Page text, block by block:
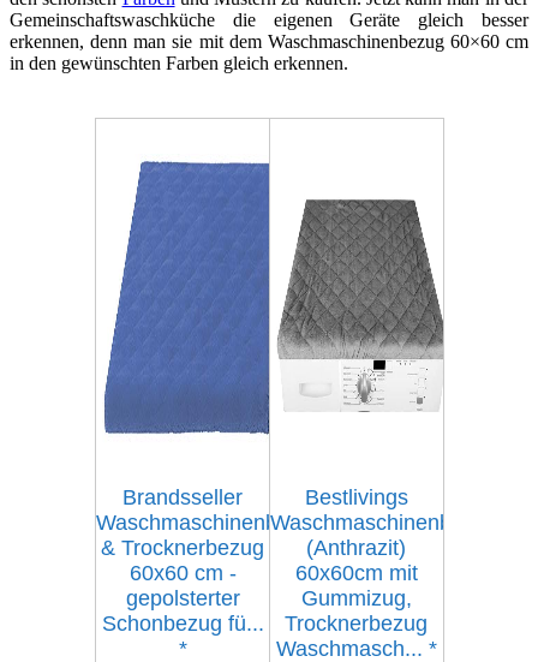
Gemeinschaftswaschküche die eigenen Geräte gleich besser
erkennen, denn man sie mit dem Waschmaschinenbezug 60×60 cm
in den gewünschten Farben gleich erkennen.
Brandsseller
Waschmaschinenbezug
& Trocknerbezug
60x60 cm -
gepolsterter
Schonbezug fü...
*
Bestlivings
Waschmaschinenbezug
(Anthrazit)
60x60cm mit
Gummizug,
Trocknerbezug
Waschmasch... *